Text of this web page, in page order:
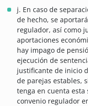
j. En caso de
de hecho, se
regulador, así como
aportaciones
hay impago de
ejecución de
justificante de inicio
de parejas estables,
tenga en cuenta
convenio regulador